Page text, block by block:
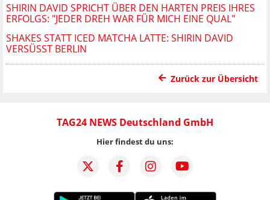
SHIRIN DAVID SPRICHT ÜBER DEN HARTEN PREIS IHRES
ERFOLGS: "JEDER DREH WAR FÜR MICH EINE QUAL"
SHAKES STATT ICED MATCHA LATTE: SHIRIN DAVID
VERSÜSST BERLIN
Zurück zur Übersicht
TAG24 NEWS Deutschland GmbH
Hier findest du uns: